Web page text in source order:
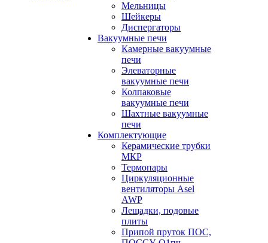
Мельницы
Шейкеры
Диспергаторы
Вакуумные печи
Камерные вакуумные
печи
Элеваторные
вакуумные печи
Колпаковые
вакуумные печи
Шахтные вакуумные
печи
Комплектующие
Керамические трубки
МКР
Термопары
Циркуляционные
вентиляторы Asel
AWP
Лещадки, подовые
плиты
Припой пруток ПОС,